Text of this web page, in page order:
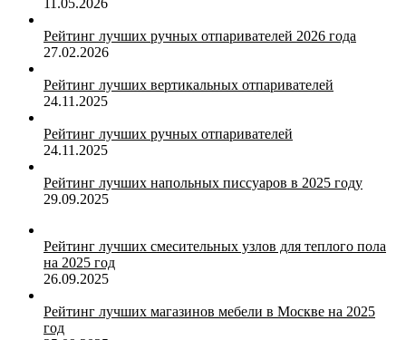
11.05.2026
Рейтинг лучших ручных отпаривателей 2026 года
27.02.2026
Рейтинг лучших вертикальных отпаривателей
24.11.2025
Рейтинг лучших ручных отпаривателей
24.11.2025
Рейтинг лучших напольных писсуаров в 2025 году
29.09.2025
Рейтинг лучших смесительных узлов для теплого пола
на 2025 год
26.09.2025
Рейтинг лучших магазинов мебели в Москве на 2025
год